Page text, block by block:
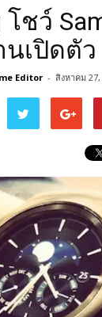
โชว์
เปิดตัว
Editor - สิงหาคม 27,